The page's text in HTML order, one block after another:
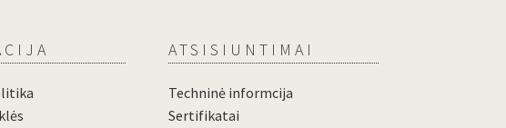
ATSISIUNTIMAI
Techninė informcija
Sertifikatai